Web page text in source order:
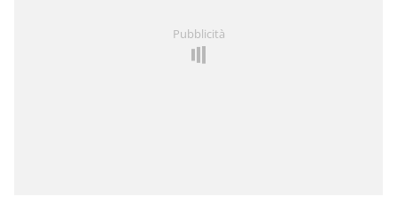
Pubblicità